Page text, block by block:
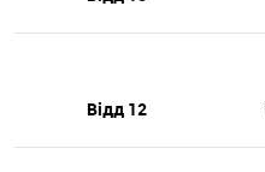
Відд 12